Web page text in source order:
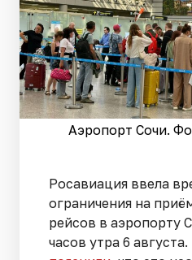
Аэропорт Сочи.
Росавиация ввела
ограничения на
рейсов в аэропорту
часов утра 6